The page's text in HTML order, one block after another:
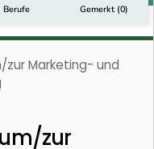
Berufe Gemerkt (0)
zur Marketing- und
zur